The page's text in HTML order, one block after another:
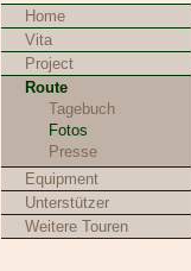
Navigation
überspringen
Home
Vita
Project
Route
Tagebuch
Fotos
Presse
Equipment
Unterstützer
Weitere Touren